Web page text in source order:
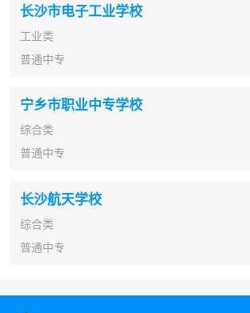
长沙市电子工业学校
工业类
普通中专
宁乡市职业中专学校
综合类
普通中专
长沙航天学校
综合类
普通中专